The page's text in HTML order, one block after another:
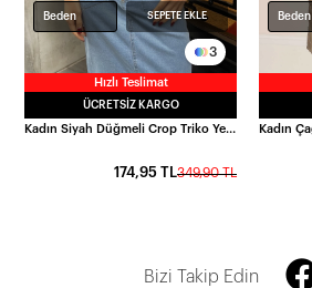
Hızlı Teslimat
3
Beden SEPETE EKLE
ÜCRETSIZ KARGO
Kadın Siyah Düğmeli Crop Triko Yelek HZL24S-ZK10231
349,90 TL
174,95 TL
Beden
Bizi Takip Edin